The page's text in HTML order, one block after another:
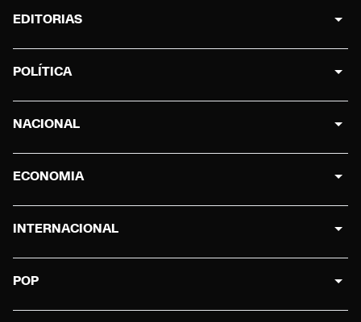
EDITORIAS
POLÍTICA
NACIONAL
ECONOMIA
INTERNACIONAL
POP